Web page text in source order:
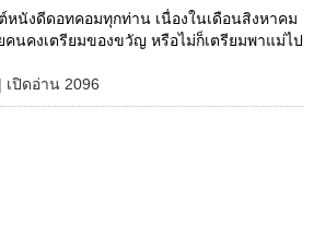
หนังดีดอทคอมทุกท่าน เนื่องในเดือนสิงหาคม
นคงเตรียมของขวัญ หรือไม่ก็เตรียมพาแม่ไป
เปิดอ่าน 2096